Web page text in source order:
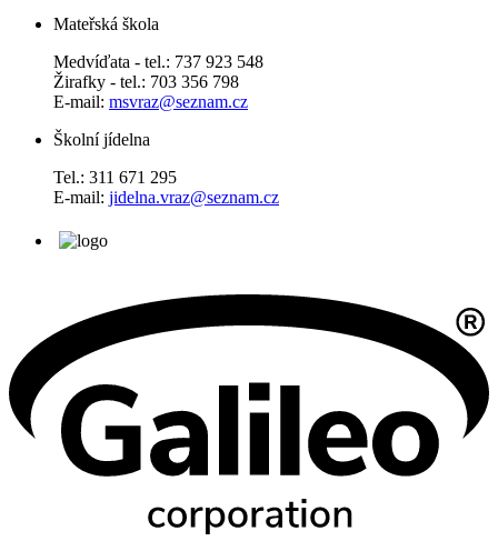
Mateřská škola
Medvíďata - tel.: 737 923 548
Žirafky - tel.: 703 356 798
E-mail: msvraz@seznam.cz
Školní jídelna
Tel.: 311 671 295
E-mail: jidelna.vraz@seznam.cz